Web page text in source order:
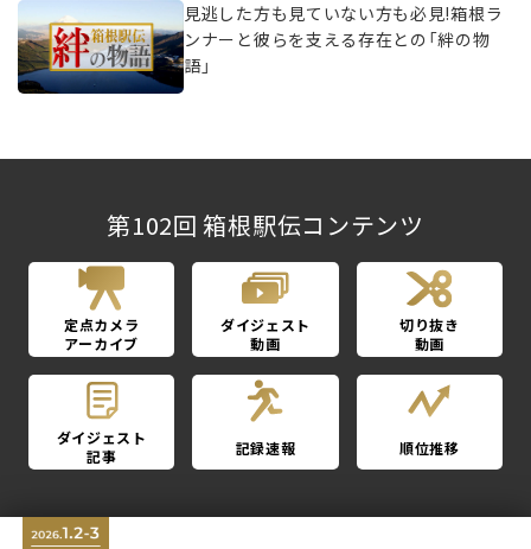
見逃した方も見ていない方も必見!箱根ラ
ンナーと彼らを支える存在との「絆の物
語」
第102回 箱根駅伝コンテンツ
定点カメラ
アーカイブ
ダイジェスト
動画
切り抜き
動画
ダイジェスト
記事
記録速報 順位推移